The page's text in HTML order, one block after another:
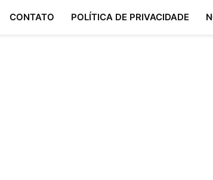
CONTATO POLÍTICA DE PRIVACIDADE